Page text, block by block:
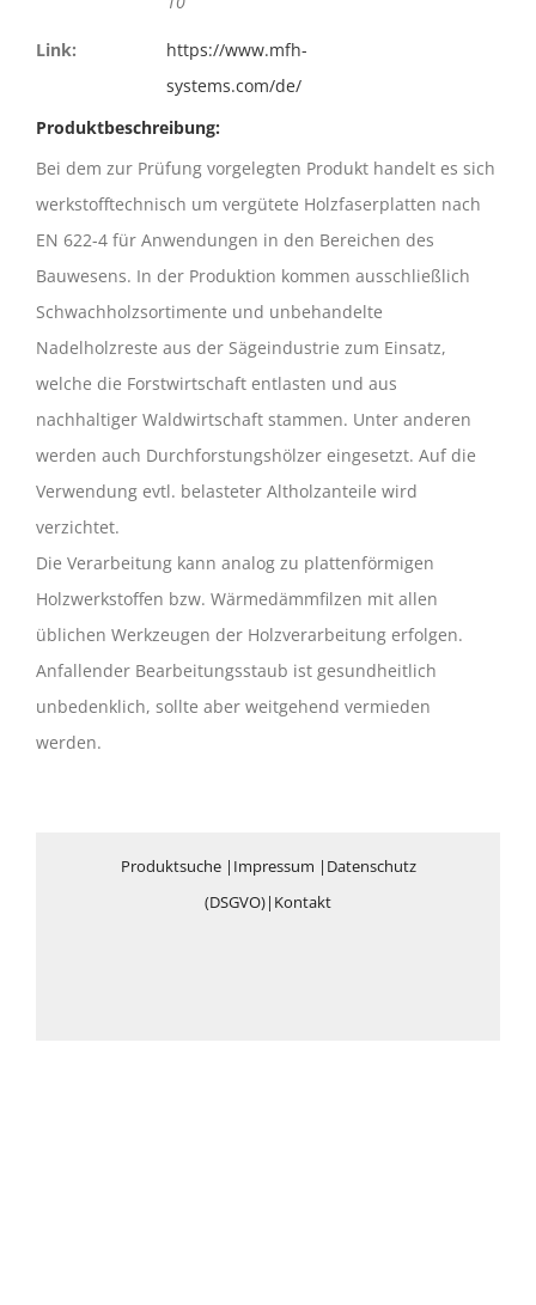
Link:
https://www.mfh-
systems.com/de/
Produktbeschreibung:
Bei dem zur Prüfung vorgelegten Produkt handelt es sich
werkstofftechnisch um vergütete Holzfaserplatten nach
EN 622-4 für Anwendungen in den Bereichen des
Bauwesens. In der Produktion kommen ausschließlich
Schwachholzsortimente und unbehandelte
Nadelholzreste aus der Sägeindustrie zum Einsatz,
welche die Forstwirtschaft entlasten und aus
nachhaltiger Waldwirtschaft stammen. Unter anderen
werden auch Durchforstungshölzer eingesetzt. Auf die
Verwendung evtl. belasteter Altholzanteile wird
verzichtet.
Die Verarbeitung kann analog zu plattenförmigen
Holzwerkstoffen bzw. Wärmedämmfilzen mit allen
üblichen Werkzeugen der Holzverarbeitung erfolgen.
Anfallender Bearbeitungsstaub ist gesundheitlich
unbedenklich, sollte aber weitgehend vermieden
werden.
Produktsuche| Impressum | Datenschutz
(DSGVO)| Kontakt